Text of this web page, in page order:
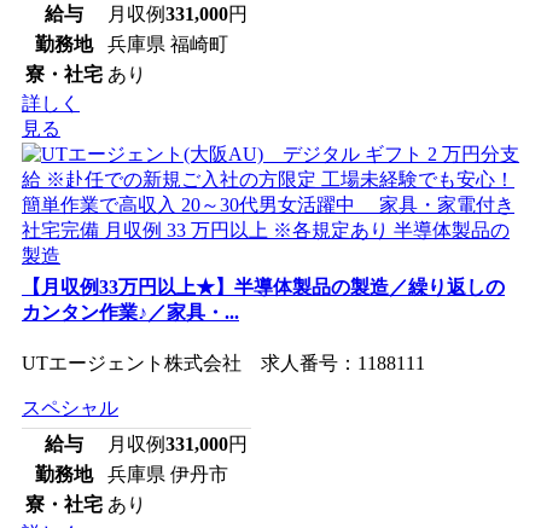
給与
月収例331,000円
勤務地
兵庫県 福崎町
寮・社宅 あり
詳しく
見る
【月収例33万円以上★】半導体製品の製造／繰り返しの
カンタン作業♪／家具・...
UTエージェント株式会社 求人番号：1188111
スペシャル
給与
月収例331,000円
勤務地
兵庫県 伊丹市
寮・社宅 あり